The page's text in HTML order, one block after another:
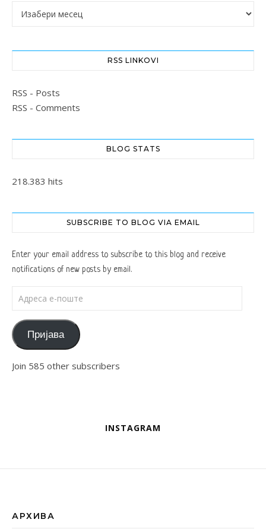
Архиве
RSS LINKOVI
RSS - Posts
RSS - Comments
BLOG STATS
218.383 hits
SUBSCRIBE TO BLOG VIA EMAIL
Enter your email address to subscribe to this blog and receive
notifications of new posts by email.
Пријава
Join 585 other subscribers
INSTAGRAM
АРХИВА